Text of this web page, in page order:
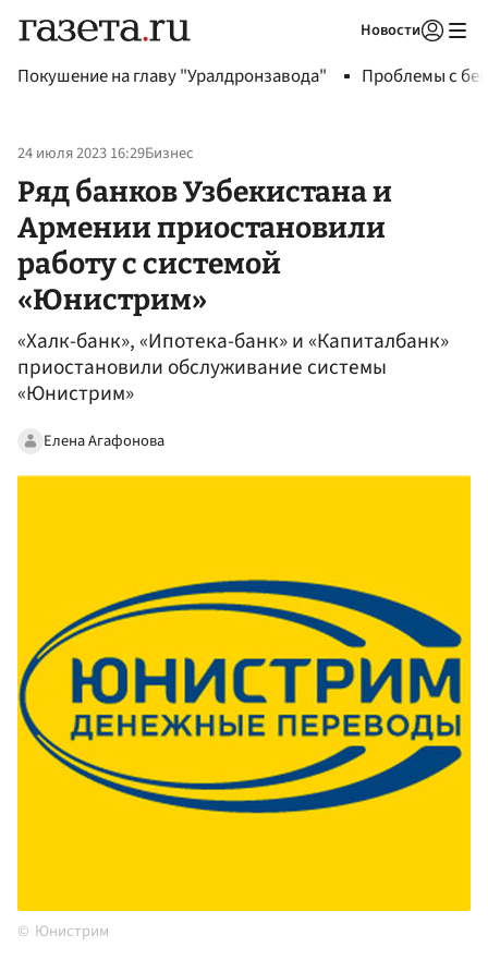
Новости
Покушение на главу "Уралдронзавода" Проблемы с
24 июля 2023 16:29Бизнес
Ряд банков Узбекистана и
Армении приостановили
работу с системой
«Юнистрим»
«Халк-банк», «Ипотека-банк» и «Капиталбанк»
приостановили обслуживание системы
«Юнистрим»
Елена Агафонова
Юнистрим